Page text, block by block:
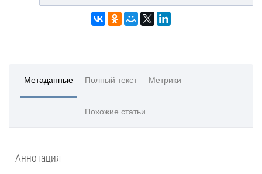
Метаданные Полный текст Метрики
Похожие статьи
Аннотация